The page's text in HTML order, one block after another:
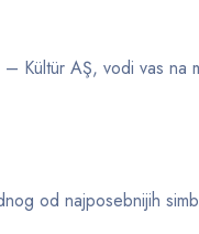
Kültür AŞ, vodi vas na
od najposebnijih